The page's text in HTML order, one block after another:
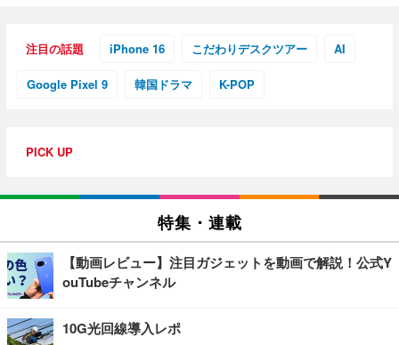
注目の話題 iPhone 16 こだわりデスクツアー AI
Google Pixel 9 韓国ドラマ K-POP
PICK UP
特集・連載
【動画レビュー】注目ガジェットを動画で解説！公式Y
ouTubeチャンネル
10G光回線導入レポ